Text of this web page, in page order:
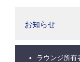
お知らせ
ラウンジ所有